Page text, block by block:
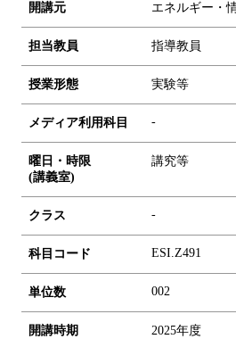
開講元 エネルギー・
担当教員 指導教員
授業形態 実験等
メディア利用科目 -
曜日・時限
(講義室)
講究等
クラス -
科目コード ESI.Z491
単位数 002
開講時期 2025年度